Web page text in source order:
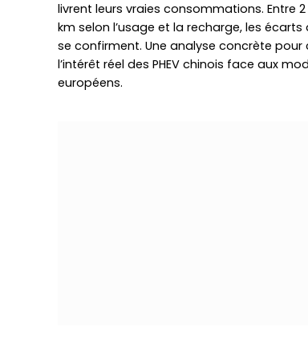
livrent leurs vraies consommations. Entre 2
km selon l’usage et la recharge, les écarts
se confirment. Une analyse concrète pour
l’intérêt réel des PHEV chinois face aux
européens.